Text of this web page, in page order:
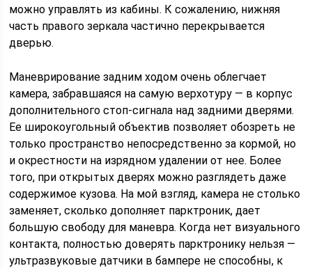
можно управлять из кабины. К сожалению, нижняя
часть правого зеркала частично перекрывается
дверью.
Маневрирование задним ходом очень облегчает
камера, забравшаяся на самую верхотуру — в корпус
дополнительного стоп-сигнала над задними дверями.
Ее широкоугольный объектив позволяет обозреть не
только пространство непосредственно за кормой, но
и окрестности на изрядном удалении от нее. Более
того, при открытых дверях можно разглядеть даже
содержимое кузова. На мой взгляд, камера не столько
заменяет, сколько дополняет парктроник, дает
большую свободу для маневра. Когда нет визуального
контакта, полностью доверять парктронику нельзя —
ультразвуковые датчики в бампере не способны, к